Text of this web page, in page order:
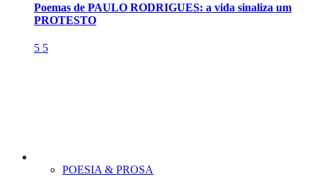
Poemas de PAULO RODRIGUES: a vida sinaliza um
PROTESTO
5 5
POESIA & PROSA